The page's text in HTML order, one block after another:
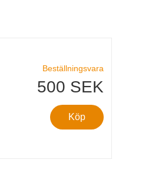
Beställningsvara
500 SEK
Köp